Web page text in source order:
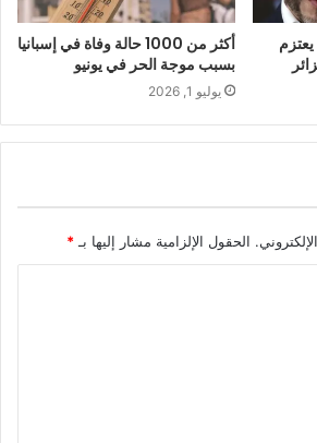
أكثر من 1000 حالة وفاة في إسبانيا
بسبب موجة الحر في يونيو
يوليو 1, 2026
الحقول الإلزامية مشار إليها بـ *